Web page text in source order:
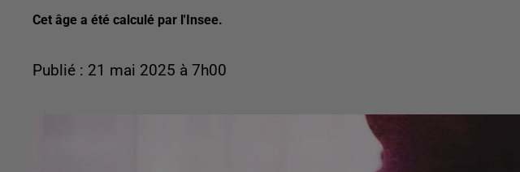
Cet âge a été calculé par l'Insee.
Publié : 21 mai 2025 à 7h00